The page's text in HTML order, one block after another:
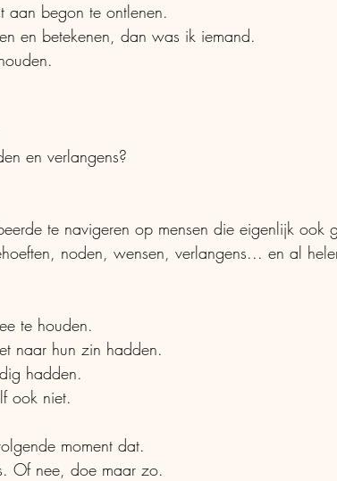
aan begon te ontlenen.
en betekenen, dan was ik iemand.
en verlangens?
te navigeren op mensen die eigenlijk ook
noden, wensen, verlangens... en al
te houden.
naar hun zin hadden.
hadden.
ook niet.
moment dat.
Of nee, doe maar zo.